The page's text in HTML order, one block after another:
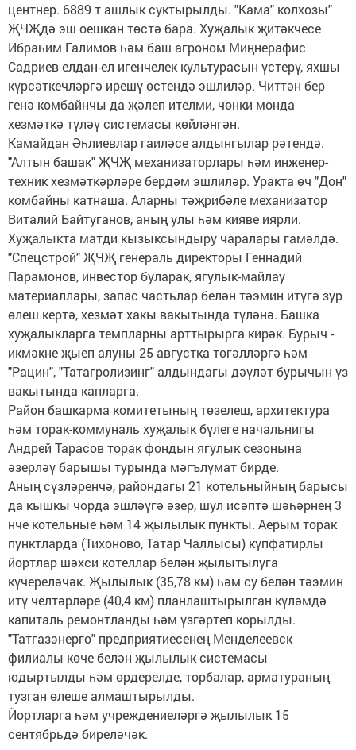
центнер. 6889 т ашлык суктырылды. "Кама" колхозы"
ҖЧҖдә эш оешкан төстә бара. Хуҗалык җитәкчесе
Ибраһим Галимов һәм баш агроном Миңнерафис
Садриев елдан-ел игенчелек культурасын үстерү, яхшы
күрсәткечләргә ирешү өстендә эшлиләр. Читтән бер
генә комбайнчы да җәлеп ителми, чөнки монда
хезмәткә түләү системасы көйләнгән.
Камайдан Әһлиевлар гаиләсе алдынгылар рәтендә.
"Алтын башак" ҖЧҖ механизаторлары һәм инженер-
техник хезмәткәрләре бердәм эшлиләр. Уракта өч "Дон"
комбайны катнаша. Аларны тәҗрибәле механизатор
Виталий Байтуганов, аның улы һәм кияве иярли.
Хуҗалыкта матди кызыксындыру чаралары гамәлдә.
"Спецстрой" ҖЧҖ генераль директоры Геннадий
Парамонов, инвестор буларак, ягулык-майлау
материаллары, запас частьлар белән тәэмин итүгә зур
өлеш кертә, хезмәт хакы вакытында түләнә. Башка
хуҗалыкларга темпларны арттырырга кирәк. Бурыч -
икмәкне җыеп алуны 25 августка төгәлләргә һәм
"Рацин", "Татагролизинг" алдындагы дәүләт бурычын үз
вакытында капларга.
Район башкарма комитетының төзелеш, архитектура
һәм торак-коммуналь хуҗалык бүлеге начальнигы
Андрей Тарасов торак фондын ягулык сезонына
әзерләү барышы турында мәгълүмат бирде.
Аның сүзләренчә, райондагы 21 котельныйның барысы
да кышкы чорда эшләүгә әзер, шул исәптә шәһәрнең 3
нче котельные һәм 14 җылылык пункты. Аерым торак
пунктларда (Тихоново, Татар Чаллысы) күпфатирлы
йортлар шәхси котеллар белән җылытылуга
күчереләчәк. Җылылык (35,78 км) һәм су белән тәэмин
итү челтәрләре (40,4 км) планлаштырылган күләмдә
капиталь ремонтланды һәм үзгәртеп корылды.
"Татгазэнерго" предприятиесенең Менделеевск
филиалы көче белән җылылык системасы
юдыртылды һәм өрдерелде, торбалар, арматураның
тузган өлеше алмаштырылды.
Йортларга һәм учреждениеләргә җылылык 15
сентябрьдә биреләчәк.